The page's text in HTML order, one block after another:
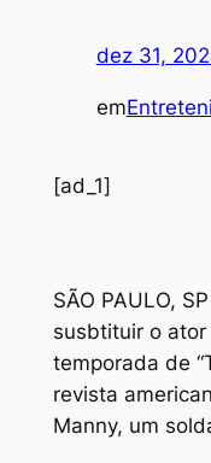
dez 31,
em
[ad_1]
SÃO PAULO,
susbtituir o ator
temporada de
revista
Manny, um